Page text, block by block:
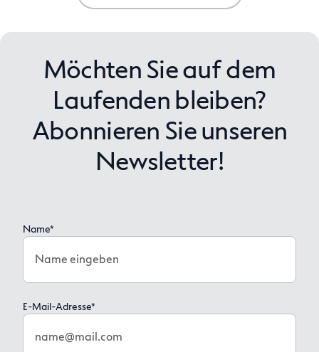
Möchten Sie auf dem
Laufenden bleiben?
Abonnieren Sie unseren
Newsletter!
Name*
Name eingeben
E-Mail-Adresse*
name@mail.com